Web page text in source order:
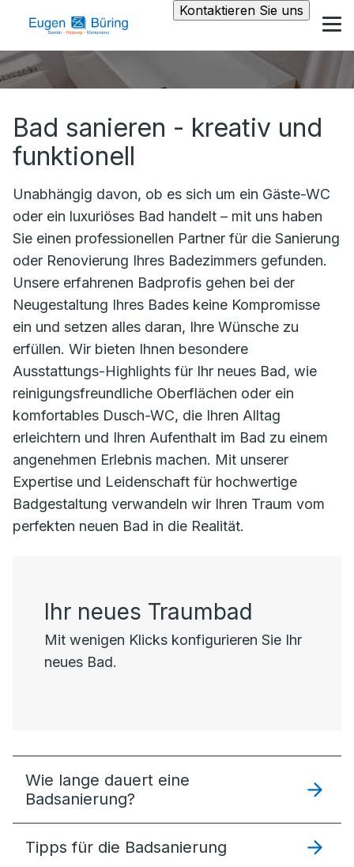
Kontaktieren Sie uns
Bad sanieren - kreativ und
funktionell
Unabhängig davon, ob es sich um ein Gäste-WC
oder ein luxuriöses Bad handelt – mit uns haben
Sie einen professionellen Partner für die Sanierung
oder Renovierung Ihres Badezimmers gefunden.
Unsere erfahrenen Badprofis gehen bei der
Neugestaltung Ihres Bades keine Kompromisse
ein und setzen alles daran, Ihre Wünsche zu
erfüllen. Wir bieten Ihnen besondere
Ausstattungs-Highlights für Ihr neues Bad, wie
reinigungsfreundliche Oberflächen oder ein
komfortables Dusch-WC, die Ihren Alltag
erleichtern und Ihren Aufenthalt im Bad zu einem
angenehmen Erlebnis machen. Mit unserer
Expertise und Leidenschaft für hochwertige
Badgestaltung verwandeln wir Ihren Traum vom
perfekten neuen Bad in die Realität.
Ihr neues Traumbad
Mit wenigen Klicks konfigurieren Sie Ihr
neues Bad.
Wie lange dauert eine
Badsanierung?
Tipps für die Badsanierung